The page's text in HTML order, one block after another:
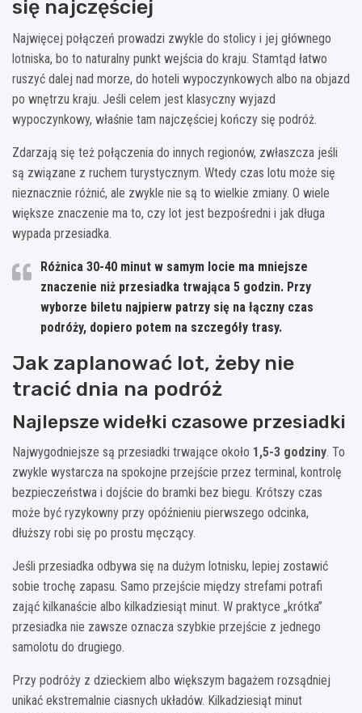
się najczęściej
Najwięcej połączeń prowadzi zwykle do stolicy i jej głównego
lotniska, bo to naturalny punkt wejścia do kraju. Stamtąd łatwo
ruszyć dalej nad morze, do hoteli wypoczynkowych albo na objazd
po wnętrzu kraju. Jeśli celem jest klasyczny wyjazd
wypoczynkowy, właśnie tam najczęściej kończy się podróż.
Zdarzają się też połączenia do innych regionów, zwłaszcza jeśli
są związane z ruchem turystycznym. Wtedy czas lotu może się
nieznacznie różnić, ale zwykle nie są to wielkie zmiany. O wiele
większe znaczenie ma to, czy lot jest bezpośredni i jak długa
wypada przesiadka.
Różnica 30-40 minut w samym locie ma mniejsze
znaczenie niż przesiadka trwająca 5 godzin. Przy
wyborze biletu najpierw patrzy się na łączny czas
podróży, dopiero potem na szczegóły trasy.
Jak zaplanować lot, żeby nie
tracić dnia na podróż
Najlepsze widełki czasowe przesiadki
Najwygodniejsze są przesiadki trwające około 1,5-3 godziny. To
zwykle wystarcza na spokojne przejście przez terminal, kontrolę
bezpieczeństwa i dojście do bramki bez biegu. Krótszy czas
może być ryzykowny przy opóźnieniu pierwszego odcinka,
dłuższy robi się po prostu męczący.
Jeśli przesiadka odbywa się na dużym lotnisku, lepiej zostawić
sobie trochę zapasu. Samo przejście między strefami potrafi
zająć kilkanaście albo kilkadziesiąt minut. W praktyce „krótka”
przesiadka nie zawsze oznacza szybkie przejście z jednego
samolotu do drugiego.
Przy podróży z dzieckiem albo większym bagażem rozsądniej
unikać ekstremalnie ciasnych układów. Kilkadziesiąt minut